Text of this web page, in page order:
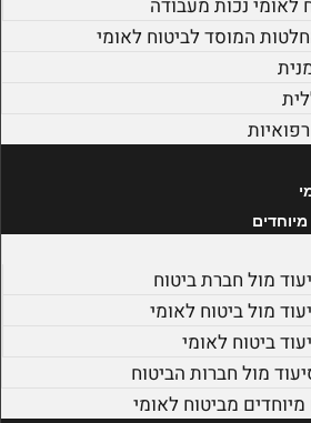
לאומי נכות מעבודה
המוסד לביטוח לאומי
רפואיות
מול חברת ביטוח
מול ביטוח לאומי
ביטוח לאומי
מול חברות הביטוח
מביטוח לאומי